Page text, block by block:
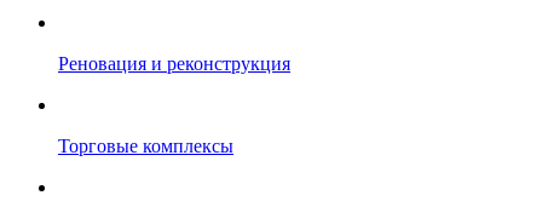
Реновация и реконструкция
Торговые комплексы